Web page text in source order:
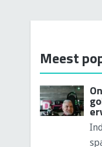
Meest